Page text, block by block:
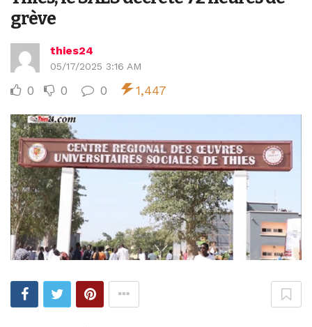
grève
thies24
05/17/2025 3:16 AM
0 0 0 1,447